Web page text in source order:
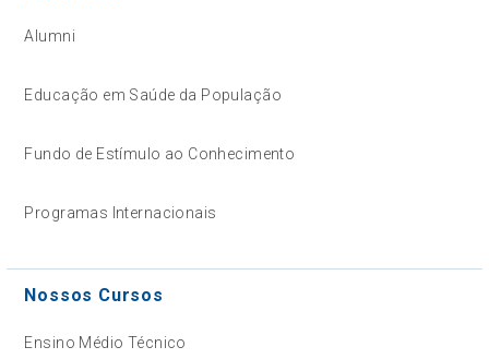
Alumni
Educação em Saúde da População
Fundo de Estímulo ao Conhecimento
Programas Internacionais
Nossos Cursos
Ensino Médio Técnico